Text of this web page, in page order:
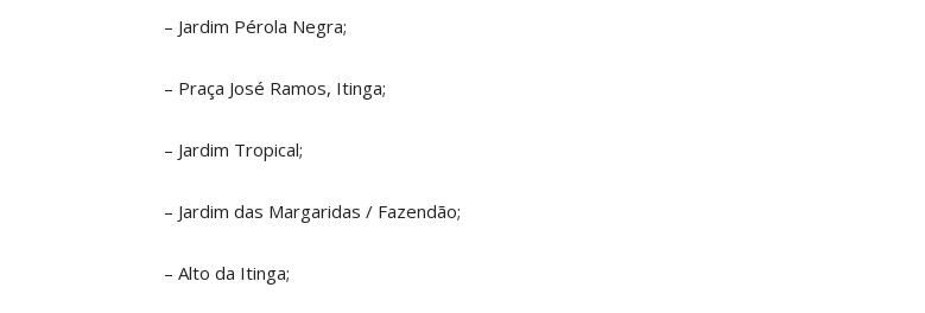
– Jardim Pérola Negra;
– Praça José Ramos, Itinga;
– Jardim Tropical;
– Jardim das Margaridas / Fazendão;
– Alto da Itinga;